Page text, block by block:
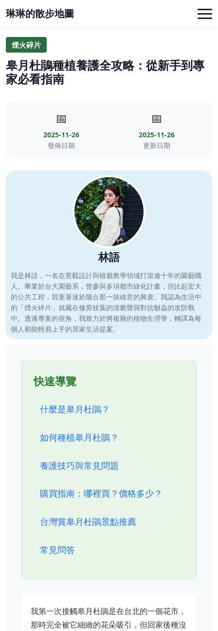
琳琳的散步地圖
煙火碎片
皋月杜鵑種植養護全攻略：從新手到專
家必看指南
📅
2025-11-26
發佈日期
📅
2025-11-26
更新日期
林語
我是林語，一名在景觀設計與植栽教學領域打滾逾十年的園藝職
人。畢業於台大園藝系，曾參與多項都市綠化計畫，但比起宏大
的公共工程，我更著迷於陽台那一抹綠意的興衰。我認為生活中
的「煙火碎片」就藏在修剪枝葉的清脆聲與對抗蚜蟲的攻防戰
中。透過專業的視角，我致力於將複雜的植物生理學，轉譯為每
個人都能輕易上手的居家生活提案。
快速導覽
什麼是皋月杜鵑？
如何種植皋月杜鵑？
養護技巧與常見問題
購買指南：哪裡買？價格多少？
台灣賞皋月杜鵑景點推薦
常見問答
我第一次接觸皋月杜鵑是在台北的一個花市，
那時完全被它細緻的花朵吸引，但回家後種沒